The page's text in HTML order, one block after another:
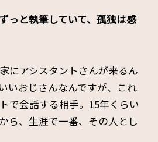
ずっと執筆していて、孤独は感
にアシスタントさんが来るん
いおじさんなんですが、これ
で会話する相手。15年くらい
ら、生涯で一番、その人とし